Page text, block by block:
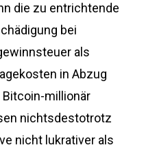
die zu entrichtende
bei
als
in Abzug
millionär
nichtsdestotrotz
nicht lukrativer als